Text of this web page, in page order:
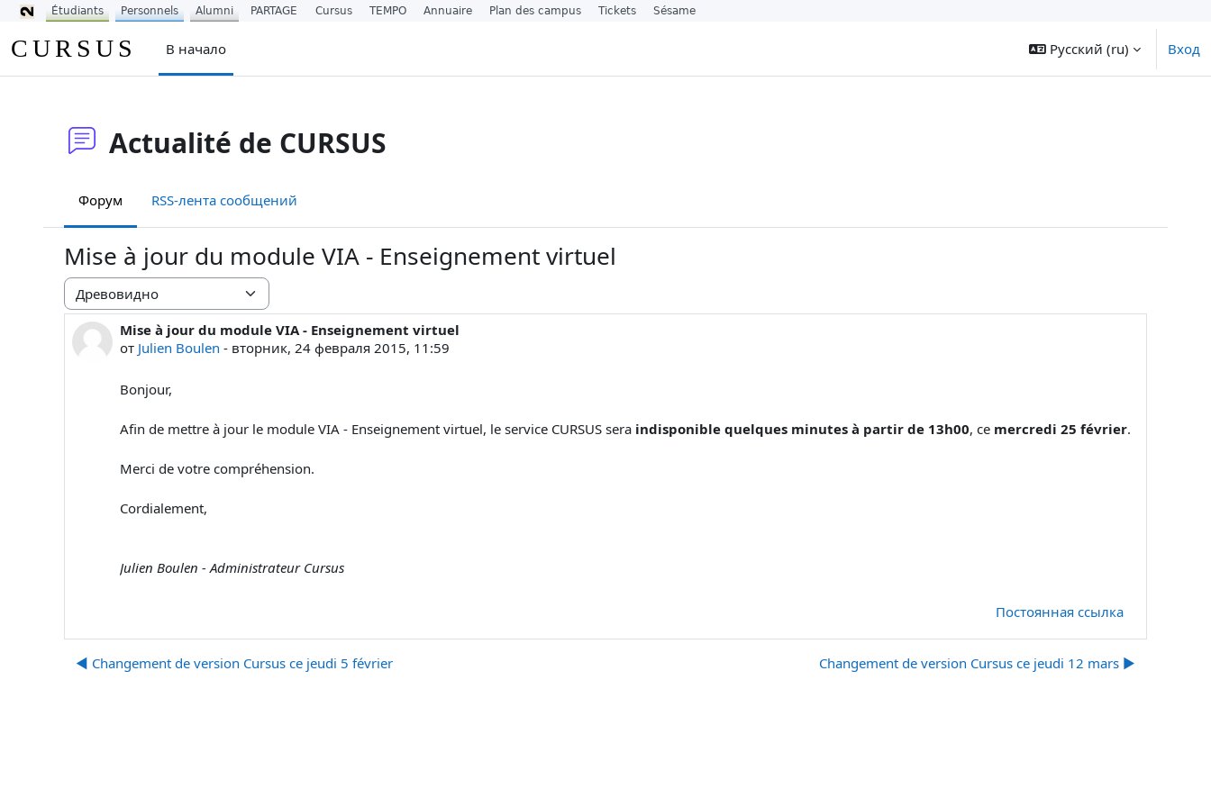
CURSUS В начало Русский ‎(ru)‎ Вход
Actualité de CURSUS
Форум RSS-лента сообщений
Mise à jour du module VIA - Enseignement virtuel
Режим отображения
Mise à jour du module VIA - Enseignement virtuel
от Julien Boulen - вторник, 24 февраля 2015, 11:59
Количество ответов: 0
Bonjour,
Afin de mettre à jour le module VIA - Enseignement virtuel, le service CURSUS sera indisponible quelques minutes à partir de 13h00, ce mercredi 25 février.
Merci de votre compréhension.
Cordialement,
Julien Boulen - Administrateur Cursus
Постоянная ссылка
◀︎ Changement de version Cursus ce jeudi 5 février Changement de version Cursus ce jeudi 12 mars ▶︎
Étudiants Personnels Alumni PARTAGE Cursus TEMPO Annuaire Plan des campus Tickets Sésame